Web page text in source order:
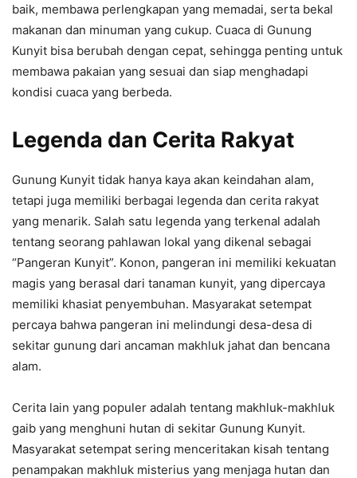
baik, membawa perlengkapan yang memadai, serta bekal
makanan dan minuman yang cukup. Cuaca di Gunung
Kunyit bisa berubah dengan cepat, sehingga penting untuk
membawa pakaian yang sesuai dan siap menghadapi
kondisi cuaca yang berbeda.
Legenda dan Cerita Rakyat
Gunung Kunyit tidak hanya kaya akan keindahan alam,
tetapi juga memiliki berbagai legenda dan cerita rakyat
yang menarik. Salah satu legenda yang terkenal adalah
tentang seorang pahlawan lokal yang dikenal sebagai
“Pangeran Kunyit”. Konon, pangeran ini memiliki kekuatan
magis yang berasal dari tanaman kunyit, yang dipercaya
memiliki khasiat penyembuhan. Masyarakat setempat
percaya bahwa pangeran ini melindungi desa-desa di
sekitar gunung dari ancaman makhluk jahat dan bencana
alam.
Cerita lain yang populer adalah tentang makhluk-makhluk
gaib yang menghuni hutan di sekitar Gunung Kunyit.
Masyarakat setempat sering menceritakan kisah tentang
penampakan makhluk misterius yang menjaga hutan dan